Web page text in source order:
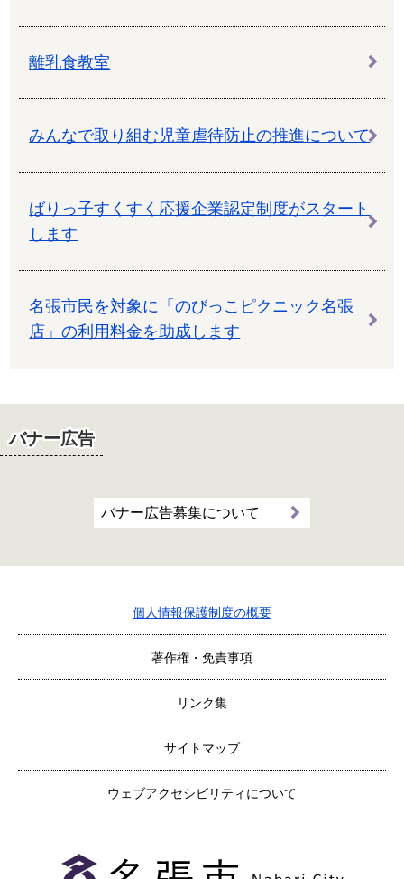
離乳食教室
みんなで取り組む児童虐待防止の推進について
ばりっ子すくすく応援企業認定制度がスタート
します
名張市⺠を対象に「のびっこピクニック名張
店」の利用料金を助成します
バナー広告
バナー広告募集について
個人情報保護制度の概要
著作権・免責事項
リンク集
サイトマップ
ウェブアクセシビリティについて